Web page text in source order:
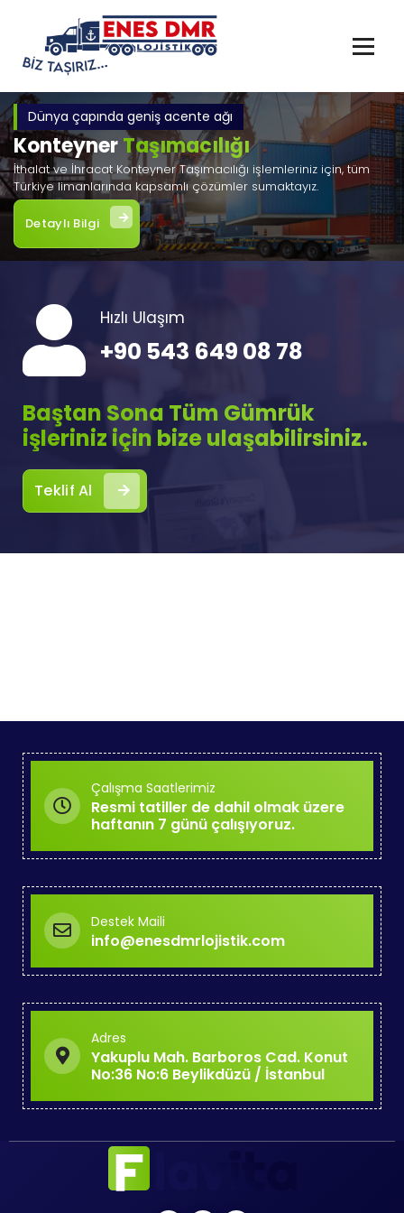
Dünya çapında geniş acente ağı
KonteynerTaşımacılığı
İthalat ve İhracat Konteyner Taşımacılığı işlemleriniz için, tüm
Türkiye limanlarında kapsamlı çözümler sumaktayız.
Detaylı Bilgi
Hızlı Ulaşım
+90 543 649 08 78
Baştan Sona Tüm Gümrük
işleriniz için bize ulaşabilirsiniz.
Teklif Al
Çalışma Saatlerimiz
Resmi tatiller de dahil olmak üzere
haftanın 7 günü çalışıyoruz.
Destek Maili
info@enesdmrlojistik.com
Adres
Yakuplu Mah. Barboros Cad. Konut
No:36 No:6 Beylikdüzü / İstanbul